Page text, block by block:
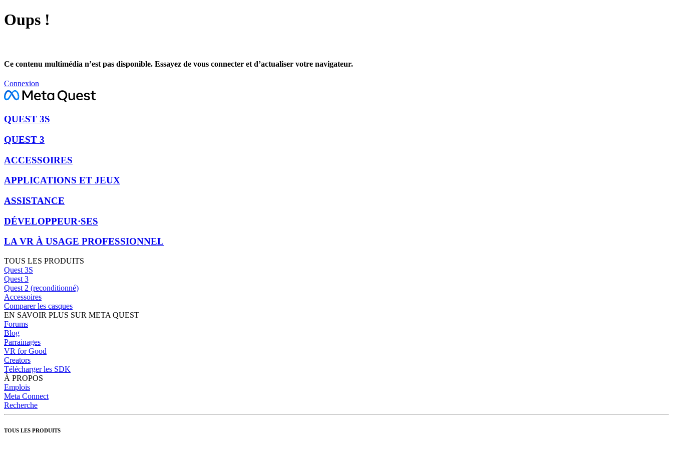
Oups !
Ce contenu multimédia n’est pas disponible. Essayez de vous connecter et d’actualiser votre navigateur.
Connexion
QUEST 3S
QUEST 3
ACCESSOIRES
APPLICATIONS ET JEUX
ASSISTANCE
DÉVELOPPEUR·SES
LA VR À USAGE PROFESSIONNEL
TOUS LES PRODUITS
Quest 3S
Quest 3
Quest 2 (reconditionné)
Accessoires
Comparer les casques
EN SAVOIR PLUS SUR META QUEST
Forums
Blog
Parrainages
VR for Good
Creators
Télécharger les SDK
À PROPOS
Emplois
Meta Connect
Recherche
TOUS LES PRODUITS